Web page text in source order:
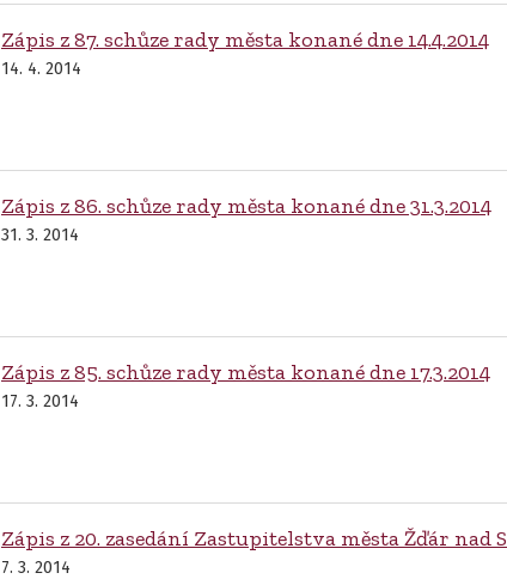
Zápis z 87. schůze rady města konané dne 14.4.2014
14. 4. 2014
Zápis z 86. schůze rady města konané dne 31.3.2014
31. 3. 2014
Zápis z 85. schůze rady města konané dne 17.3.2014
17. 3. 2014
Zápis z 20. zasedání Zastupitelstva města Žďár nad
7. 3. 2014